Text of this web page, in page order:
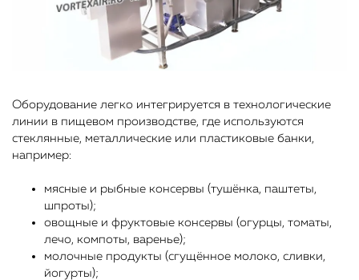
Оборудование легко интегрируется в технологические
линии в пищевом производстве, где используются
стеклянные, металлические или пластиковые банки,
например:
мясные и рыбные консервы (тушёнка, паштеты,
шпроты);
овощные и фруктовые консервы (огурцы, томаты,
лечо, компоты, варенье);
молочные продукты (сгущённое молоко, сливки,
йогурты);